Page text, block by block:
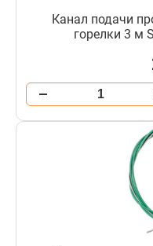
Канал подачи
горелки 3 м